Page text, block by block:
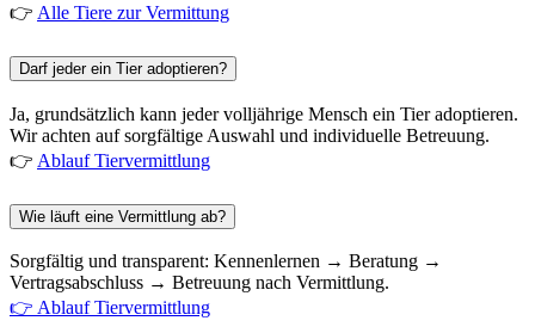
👉 Alle Tiere zur Vermittung
Darf jeder ein Tier adoptieren?
Ja, grundsätzlich kann jeder volljährige Mensch ein Tier adoptieren.
Wir achten auf sorgfältige Auswahl und individuelle Betreuung.
👉 Ablauf Tiervermittlung
Wie läuft eine Vermittlung ab?
Sorgfältig und transparent: Kennenlernen → Beratung →
Vertragsabschluss → Betreuung nach Vermittlung.
👉 Ablauf Tiervermittlung